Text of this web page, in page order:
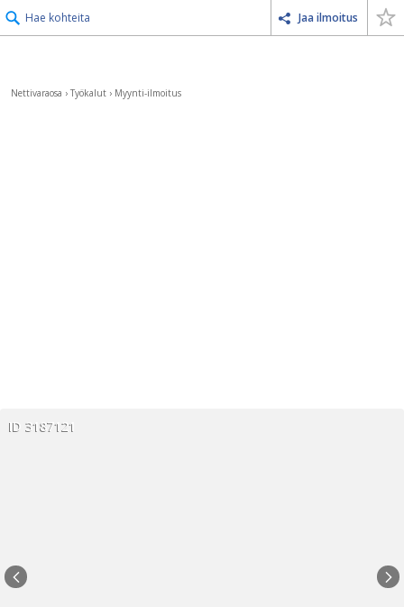
Hae kohteita Jaa ilmoitus
Nettivaraosa › Työkalut › Myynti-ilmoitus
ID 3187121